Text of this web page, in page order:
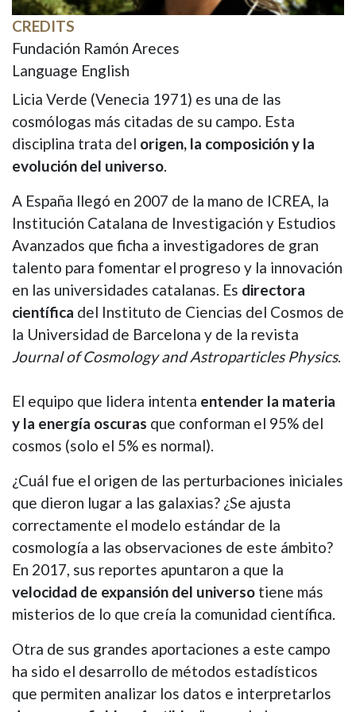
CREDITS
Fundación Ramón Areces
Language English
Licia Verde (Venecia 1971) es una de las
cosmólogas más citadas de su campo. Esta
disciplina trata del origen, la composición y la
evolución del universo.
A España llegó en 2007 de la mano de ICREA, la
Institución Catalana de Investigación y Estudios
Avanzados que ficha a investigadores de gran
talento para fomentar el progreso y la innovación
en las universidades catalanas. Es directora
científica del Instituto de Ciencias del Cosmos de
la Universidad de Barcelona y de la revista
Journal of Cosmology and Astroparticles Physics.
El equipo que lidera intenta entender la materia
y la energía oscuras que conforman el 95% del
cosmos (solo el 5% es normal).
¿Cuál fue el origen de las perturbaciones iniciales
que dieron lugar a las galaxias? ¿Se ajusta
correctamente el modelo estándar de la
cosmología a las observaciones de este ámbito?
En 2017, sus reportes apuntaron a que la
velocidad de expansión del universo tiene más
misterios de lo que creía la comunidad científica.
Otra de sus grandes aportaciones a este campo
ha sido el desarrollo de métodos estadísticos
que permiten analizar los datos e interpretarlos